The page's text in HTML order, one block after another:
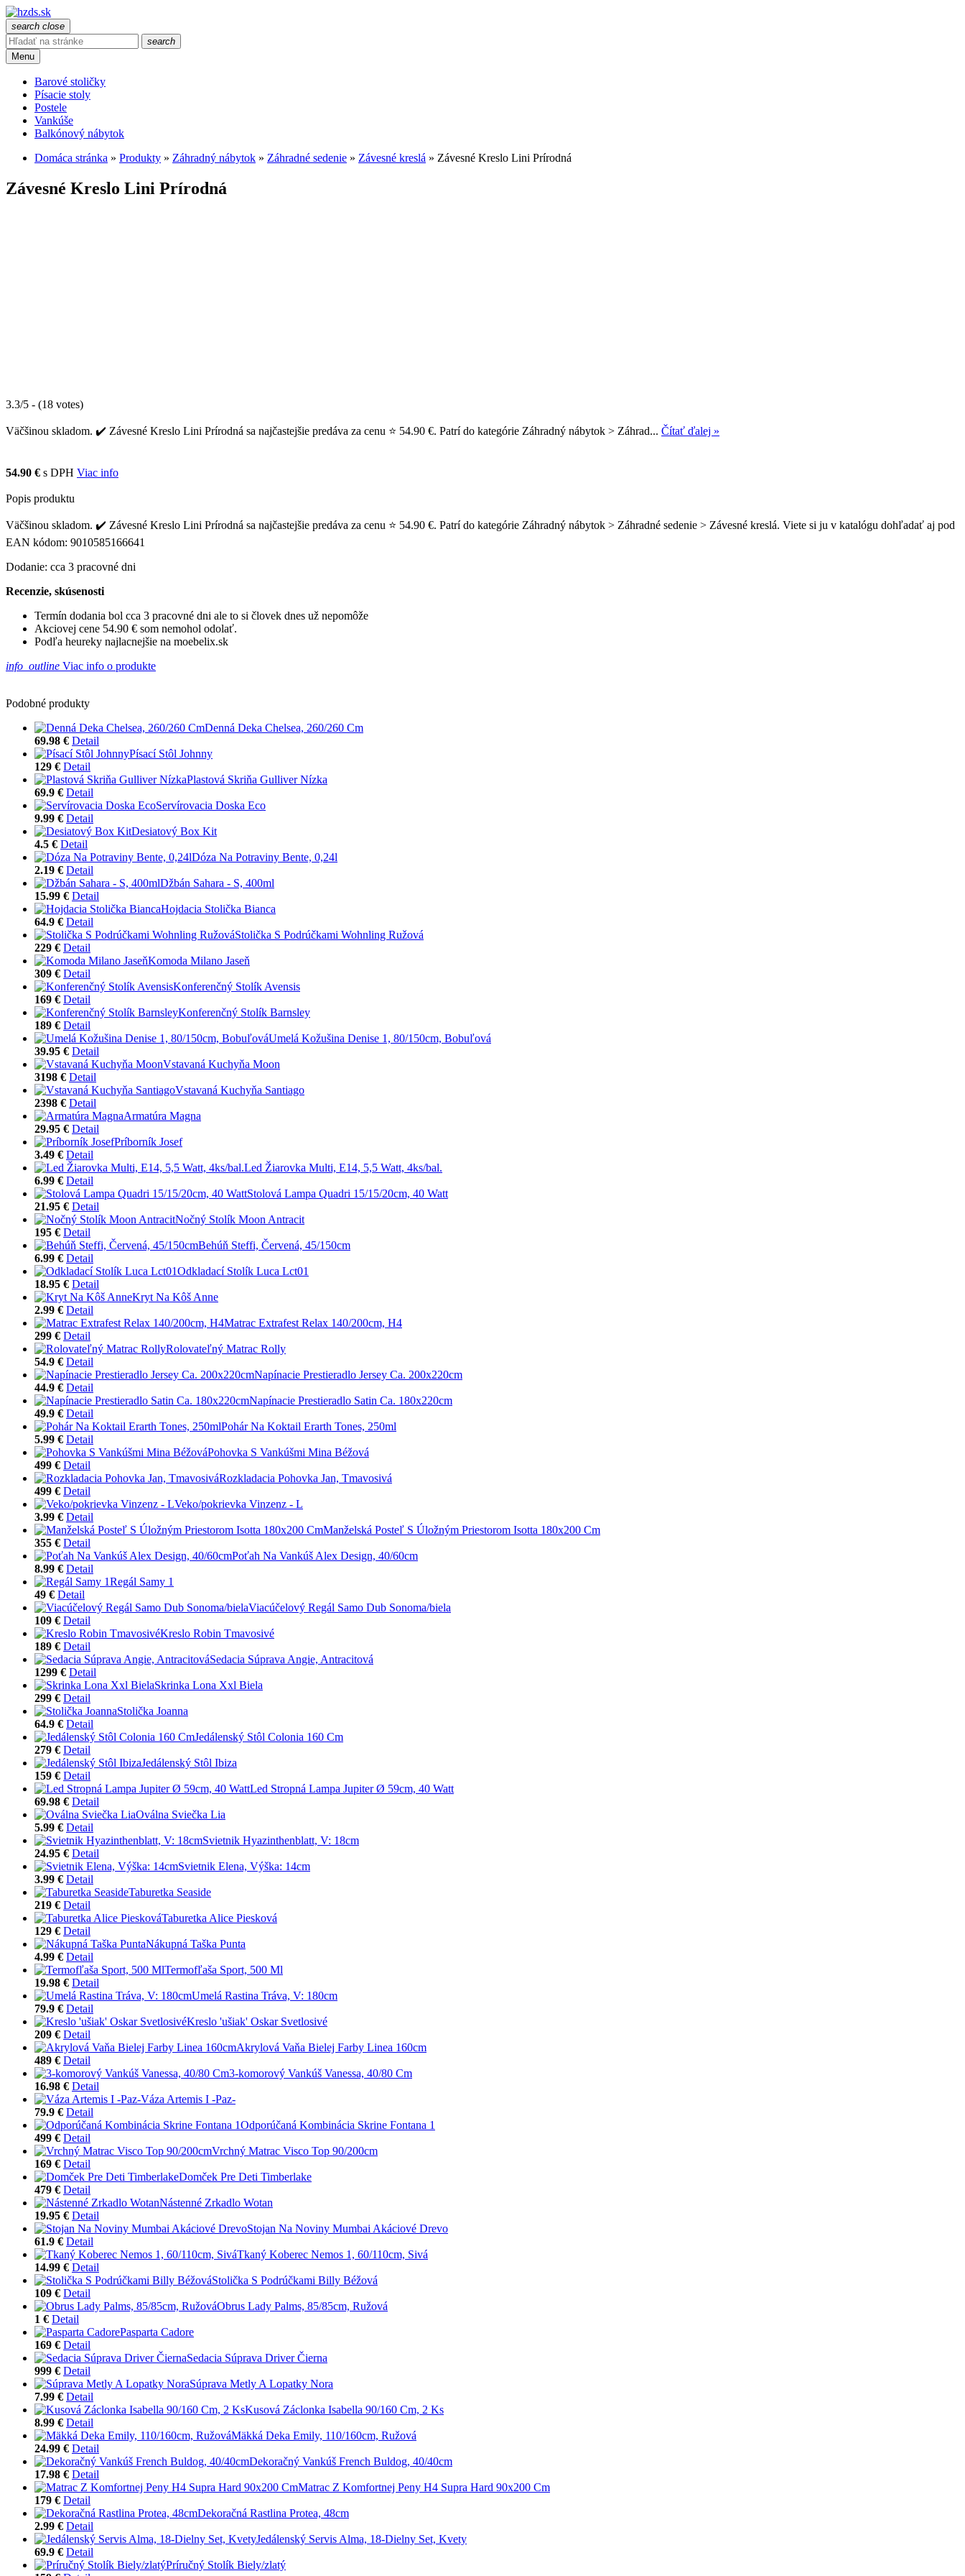
search close
search
Menu
Barové stoličky
Písacie stoly
Postele
Vankúše
Balkónový nábytok
Domáca stránka » Produkty » Záhradný nábytok » Záhradné sedenie » Závesné kreslá » Závesné Kreslo Lini Prírodná
Závesné Kreslo Lini Prírodná
3.3/5 - (18 votes)
Väčšinou skladom. ✔️ Závesné Kreslo Lini Prírodná sa najčastejšie predáva za cenu ⭐ 54.90 €. Patrí do kategórie Záhradný nábytok > Záhrad... Čítať ďalej »
54.90 € s DPH Viac info
Popis produktu
Väčšinou skladom. ✔️ Závesné Kreslo Lini Prírodná sa najčastejšie predáva za cenu ⭐ 54.90 €. Patrí do kategórie Záhradný nábytok > Záhradné sedenie > Závesné kreslá. Viete si ju v katalógu dohľadať aj pod
EAN kódom: 9010585166641
Dodanie: cca 3 pracovné dni
Recenzie, skúsenosti
Termín dodania bol cca 3 pracovné dni ale to si človek dnes už nepomôže
Akciovej cene 54.90 € som nemohol odolať.
Podľa heureky najlacnejšie na moebelix.sk
info_outline Viac info o produkte
Podobné produkty
Denná Deka Chelsea, 260/260 Cm
69.98 € Detail
Písací Stôl Johnny
129 € Detail
Plastová Skriňa Gulliver Nízka
69.9 € Detail
Servírovacia Doska Eco
9.99 € Detail
Desiatový Box Kit
4.5 € Detail
Dóza Na Potraviny Bente, 0,24l
2.19 € Detail
Džbán Sahara - S, 400ml
15.99 € Detail
Hojdacia Stolička Bianca
64.9 € Detail
Stolička S Podrúčkami Wohnling Ružová
229 € Detail
Komoda Milano Jaseň
309 € Detail
Konferenčný Stolík Avensis
169 € Detail
Konferenčný Stolík Barnsley
189 € Detail
Umelá Kožušina Denise 1, 80/150cm, Bobuľová
39.95 € Detail
Vstavaná Kuchyňa Moon
3198 € Detail
Vstavaná Kuchyňa Santiago
2398 € Detail
Armatúra Magna
29.95 € Detail
Príborník Josef
3.49 € Detail
Led Žiarovka Multi, E14, 5,5 Watt, 4ks/bal.
6.99 € Detail
Stolová Lampa Quadri 15/15/20cm, 40 Watt
21.95 € Detail
Nočný Stolík Moon Antracit
195 € Detail
Behúň Steffi, Červená, 45/150cm
6.99 € Detail
Odkladací Stolík Luca Lct01
18.95 € Detail
Kryt Na Kôš Anne
2.99 € Detail
Matrac Extrafest Relax 140/200cm, H4
299 € Detail
Rolovateľný Matrac Rolly
54.9 € Detail
Napínacie Prestieradlo Jersey Ca. 200x220cm
44.9 € Detail
Napínacie Prestieradlo Satin Ca. 180x220cm
49.9 € Detail
Pohár Na Koktail Erarth Tones, 250ml
5.99 € Detail
Pohovka S Vankúšmi Mina Béžová
499 € Detail
Rozkladacia Pohovka Jan, Tmavosivá
499 € Detail
Veko/pokrievka Vinzenz - L
3.99 € Detail
Manželská Posteľ S Úložným Priestorom Isotta 180x200 Cm
355 € Detail
Poťah Na Vankúš Alex Design, 40/60cm
8.99 € Detail
Regál Samy 1
49 € Detail
Viacúčelový Regál Samo Dub Sonoma/biela
109 € Detail
Kreslo Robin Tmavosivé
189 € Detail
Sedacia Súprava Angie, Antracitová
1299 € Detail
Skrinka Lona Xxl Biela
299 € Detail
Stolička Joanna
64.9 € Detail
Jedálenský Stôl Colonia 160 Cm
279 € Detail
Jedálenský Stôl Ibiza
159 € Detail
Led Stropná Lampa Jupiter Ø 59cm, 40 Watt
69.98 € Detail
Oválna Sviečka Lia
5.99 € Detail
Svietnik Hyazinthenblatt, V: 18cm
24.95 € Detail
Svietnik Elena, Výška: 14cm
3.99 € Detail
Taburetka Seaside
219 € Detail
Taburetka Alice Piesková
129 € Detail
Nákupná Taška Punta
4.99 € Detail
Termofľaša Sport, 500 Ml
19.98 € Detail
Umelá Rastina Tráva, V: 180cm
79.9 € Detail
Kreslo 'ušiak' Oskar Svetlosivé
209 € Detail
Akrylová Vaňa Bielej Farby Linea 160cm
489 € Detail
3-komorový Vankúš Vanessa, 40/80 Cm
16.98 € Detail
Váza Artemis I -Paz-
79.9 € Detail
Odporúčaná Kombinácia Skrine Fontana 1
499 € Detail
Vrchný Matrac Visco Top 90/200cm
169 € Detail
Domček Pre Deti Timberlake
479 € Detail
Nástenné Zrkadlo Wotan
19.95 € Detail
Stojan Na Noviny Mumbai Akáciové Drevo
61.9 € Detail
Tkaný Koberec Nemos 1, 60/110cm, Sivá
14.99 € Detail
Stolička S Podrúčkami Billy Béžová
109 € Detail
Obrus Lady Palms, 85/85cm, Ružová
1 € Detail
Pasparta Cadore
169 € Detail
Sedacia Súprava Driver Čierna
999 € Detail
Súprava Metly A Lopatky Nora
7.99 € Detail
Kusová Záclonka Isabella 90/160 Cm, 2 Ks
8.99 € Detail
Mäkká Deka Emily, 110/160cm, Ružová
24.99 € Detail
Dekoračný Vankúš French Buldog, 40/40cm
17.98 € Detail
Matrac Z Komfortnej Peny H4 Supra Hard 90x200 Cm
179 € Detail
Dekoračná Rastlina Protea, 48cm
2.99 € Detail
Jedálenský Servis Alma, 18-Dielny Set, Kvety
69.9 € Detail
Príručný Stolík Biely/zlatý